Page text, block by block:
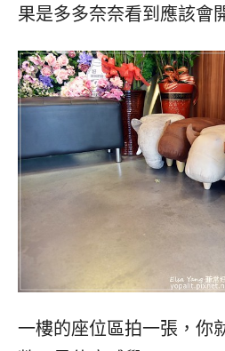
果是多多奈奈看到應該會
一樓的座位區拍一張，你